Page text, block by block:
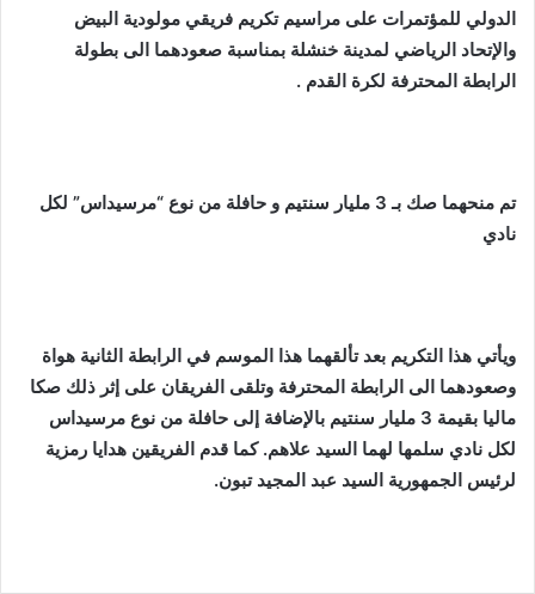
الدولي للمؤتمرات على مراسيم تكريم فريقي مولودية البيض
والإتحاد الرياضي لمدينة خنشلة بمناسبة صعودهما الى بطولة
الرابطة المحترفة لكرة القدم .
تم منحهما صك بـ 3 مليار سنتيم و حافلة من نوع “مرسيداس” لكل
نادي
ويأتي هذا التكريم بعد تألقهما هذا الموسم في الرابطة الثانية هواة
وصعودهما الى الرابطة المحترفة وتلقى الفريقان على إثر ذلك صكا
ماليا بقيمة 3 مليار سنتيم بالإضافة إلى حافلة من نوع مرسيداس
لكل نادي سلمها لهما السيد علاهم. كما قدم الفريقين هدايا رمزية
لرئيس الجمهورية السيد عبد المجيد تبون.